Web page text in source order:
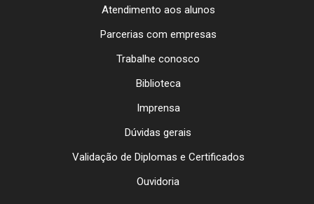
Atendimento aos alunos
Parcerias com empresas
Trabalhe conosco
Biblioteca
Imprensa
Dúvidas gerais
Validação de Diplomas e Certificados
Ouvidoria